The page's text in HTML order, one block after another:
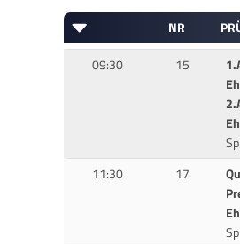
NR
09:30
15
11:30 17